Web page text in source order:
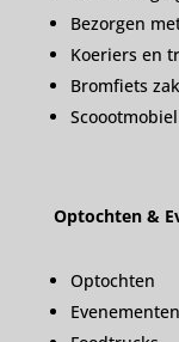
Bezorgen
Koeriers en
Bromfiets
Optochten &
Optochten
Evenementen